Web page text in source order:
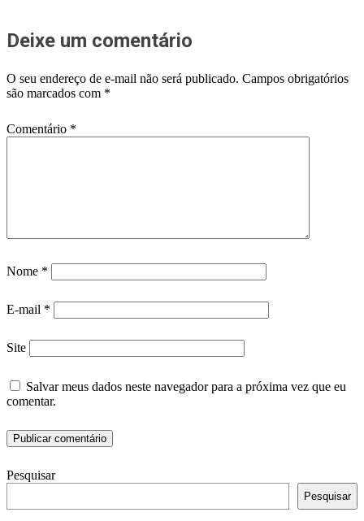
Deixe um comentário
O seu endereço de e-mail não será publicado. Campos obrigatórios
são marcados com *
Comentário *
Nome *
E-mail *
Site
Salvar meus dados neste navegador para a próxima vez que eu
comentar.
Pesquisar
Pesquisar